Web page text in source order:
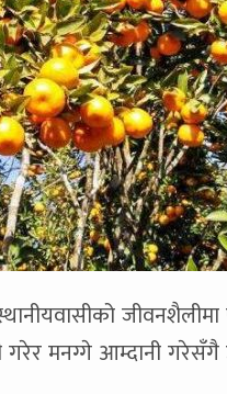
मनग्गे आम्दानी